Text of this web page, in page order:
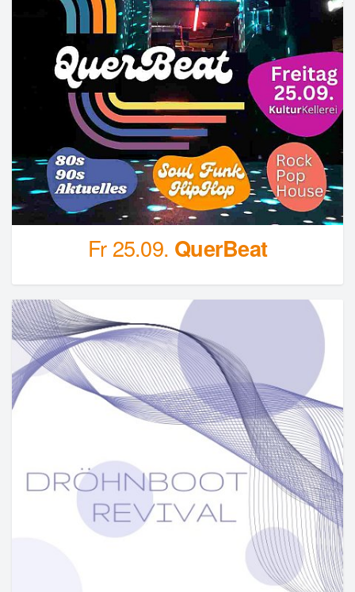
Fr 25.09. QuerBeat